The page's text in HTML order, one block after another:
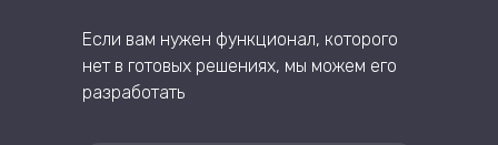
Если вам нужен функционал, которого
нет в готовых решениях, мы можем его
разработать